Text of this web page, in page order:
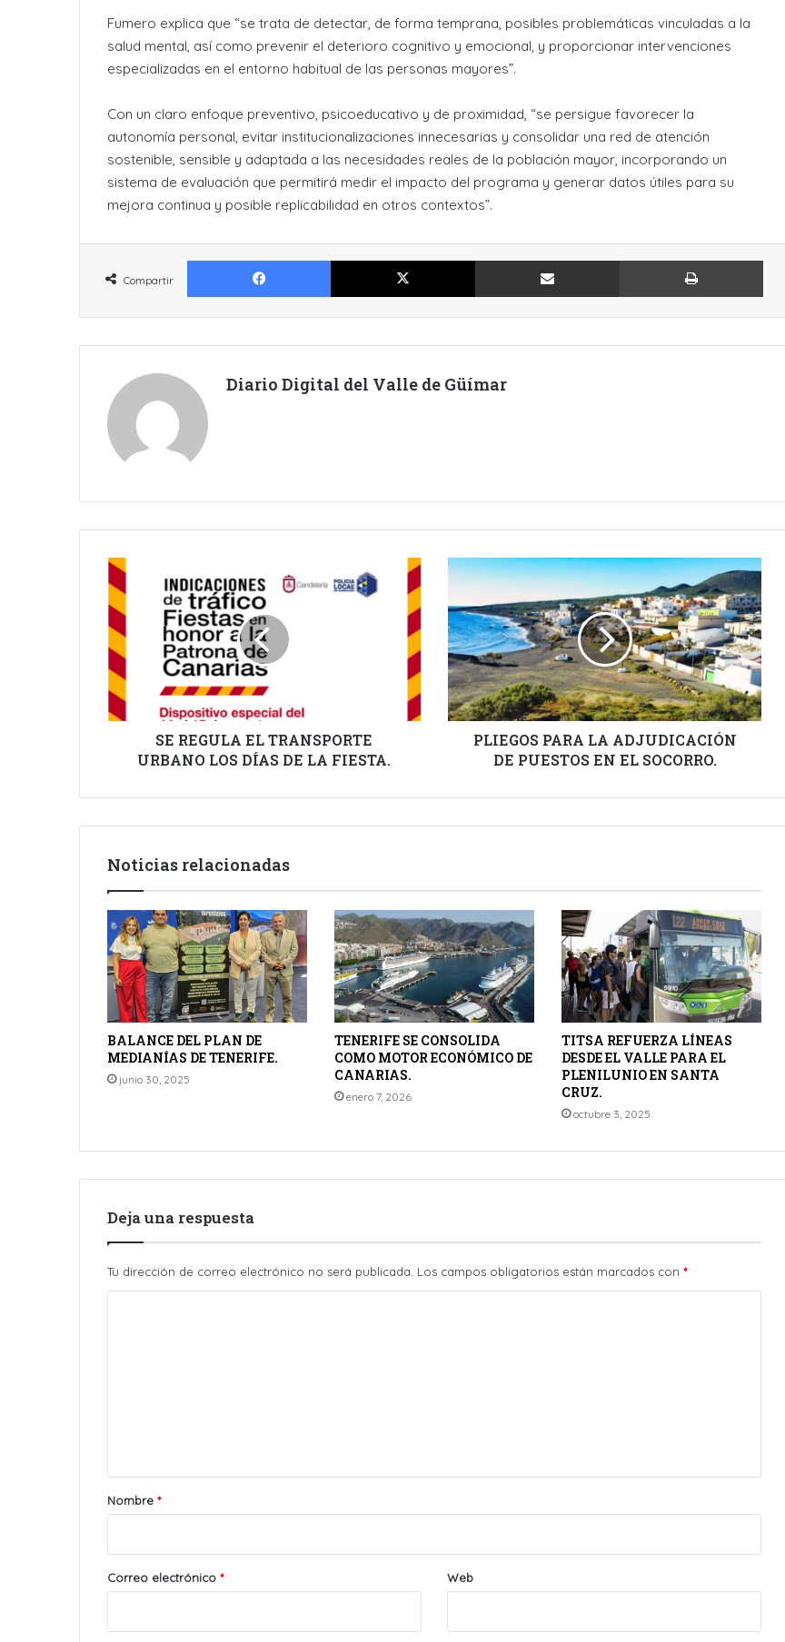
Fumero explica que “se trata de detectar, de forma temprana, posibles problemáticas vinculadas a la
salud mental, así como prevenir el deterioro cognitivo y emocional, y proporcionar intervenciones
especializadas en el entorno habitual de las personas mayores”.
Con un claro enfoque preventivo, psicoeducativo y de proximidad, “se persigue favorecer la
autonomía personal, evitar institucionalizaciones innecesarias y consolidar una red de atención
sostenible, sensible y adaptada a las necesidades reales de la población mayor, incorporando un
sistema de evaluación que permitirá medir el impacto del programa y generar datos útiles para su
mejora continua y posible replicabilidad en otros contextos”.
Compartir
Facebook X Compartir por Email
Diario Digital del Valle de Güímar
SE
REGULA
EL
TRANSPORTE
URBANO
LOS
DÍAS
DE
LA
SE REGULA EL TRANSPORTE
URBANO LOS DÍAS DE LA FIESTA.
PLIEGOS
LA
ADJUDICACIÓN
DE
PUESTOS
EN
EL
SOCORRO.
PLIEGOS PARA LA ADJUDICACIÓN
DE PUESTOS EN EL SOCORRO.
Noticias relacionadas
BALANCE DEL PLAN DE
MEDIANÍAS DE TENERIFE.
junio 30, 2025
TENERIFE SE CONSOLIDA
COMO MOTOR ECONÓMICO DE
CANARIAS.
enero 7, 2026
TITSA REFUERZA LÍNEAS
DESDE EL VALLE PARA EL
PLENILUNIO EN SANTA
CRUZ.
octubre 3, 2025
Deja una respuesta
Tu dirección de correo electrónico no será publicada. Los campos obligatorios están marcados con *
r
*
Nombre *
Correo electrónico * Web